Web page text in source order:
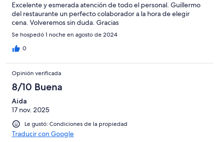
Excelente y esmerada atención de todo el personal. Guillermo
del restaurante un perfecto colaborador a la hora de elegir
cena. Volveremos sin duda. Gracias
Se hospedó 1 noche en agosto de 2024
0
Opinión verificada
8/10 Buena
Aida
17 nov. 2025
Le gustó: Condiciones de la propiedad
Traducir con Google